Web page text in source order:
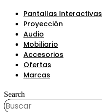
Pantallas Interactivas
Proyección
Audio
Mobiliario
Accesorios
Ofertas
Marcas
Search